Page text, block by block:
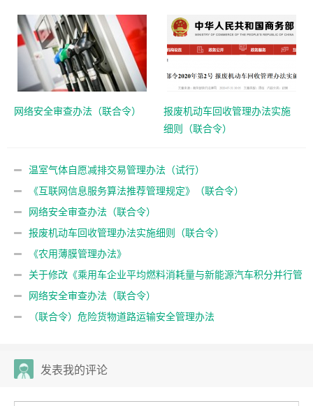
网络安全审查办法（联合令）
报废机动车回收管理办法实施
细则（联合令）
温室气体自愿减排交易管理办法（试行）
《互联网信息服务算法推荐管理规定》（联合令）
网络安全审查办法（联合令）
报废机动车回收管理办法实施细则（联合令）
《农用薄膜管理办法》
关于修改《乘用车企业平均燃料消耗量与新能源汽车积分并行管
理办法》的决定（联合规章）
网络安全审查办法（联合令）
（联合令）危险货物道路运输安全管理办法
发表我的评论